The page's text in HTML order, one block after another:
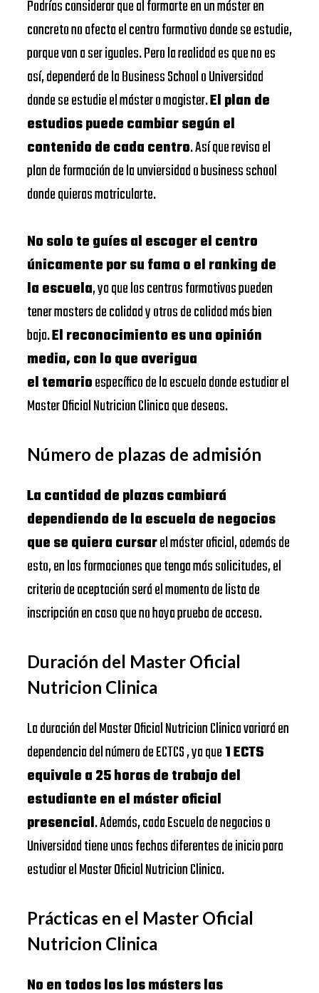
Podrías considerar que al formarte en un máster en
concreto no afecta el centro formativo donde se estudie,
porque van a ser iguales. Pero la realidad es que no es
así, dependerá de la Business School o Universidad
donde se estudie el máster o magister.El plan de
estudios puede cambiar según el
contenido de cada centro. Así que revisa el
plan de formación de la unviersidad o business school
donde quieras matricularte.
No solo te guíes al escoger el centro
únicamente por su fama o el ranking de
la escuela, ya que los centros formativos pueden
tener masters de calidad y otros de calidad más bien
baja.El reconocimiento es una opinión
media, con lo que averigua
el temarioespecífico de la escuela donde estudiar el
Master Oficial Nutricion Clinica que deseas.
Número de plazas de admisión
La cantidad de plazas cambiará
dependiendo de la escuela de negocios
que se quiera cursarel máster oficial, además de
esto, en las formaciones que tenga más solicitudes, el
criterio de aceptación será el momento de lista de
inscripción en caso que no haya prueba de acceso.
Duración del Master Oficial
Nutricion Clinica
La duración del Master Oficial Nutricion Clinica variará en
dependencia del número de ECTCS , ya que1 ECTS
equivale a 25 horas de trabajo del
estudiante en el máster oficial
presencial. Además, cada Escuela de negocios o
Universidad tiene unas fechas diferentes de inicio para
estudiar el Master Oficial Nutricion Clinica.
Prácticas en el Master Oficial
Nutricion Clinica
No en todos los los másters las